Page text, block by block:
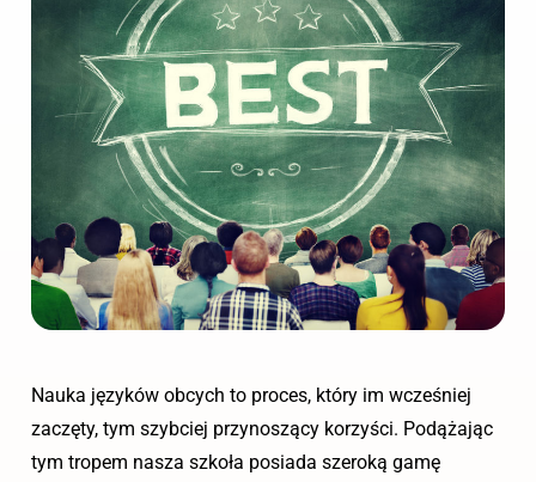
Nauka języków obcych to proces, który im wcześniej
zaczęty, tym szybciej przynoszący korzyści. Podążając
tym tropem nasza szkoła posiada szeroką gamę